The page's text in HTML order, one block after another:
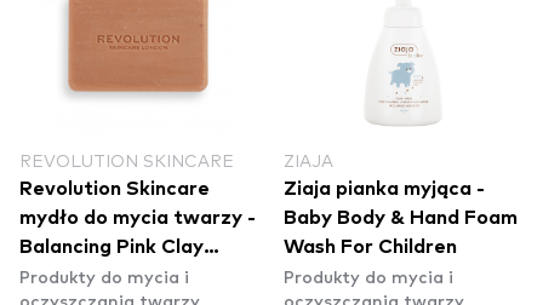
REVOLUTION SKINCARE
Revolution Skincare
mydło do mycia twarzy -
Balancing Pink Clay
Cleansing Bar
Produkty do mycia i
oczyszczania twarzy
ZIAJA
Ziaja pianka myjąca -
Baby Body & Hand Foam
Wash For Children
Produkty do mycia i
oczyszczania twarzy